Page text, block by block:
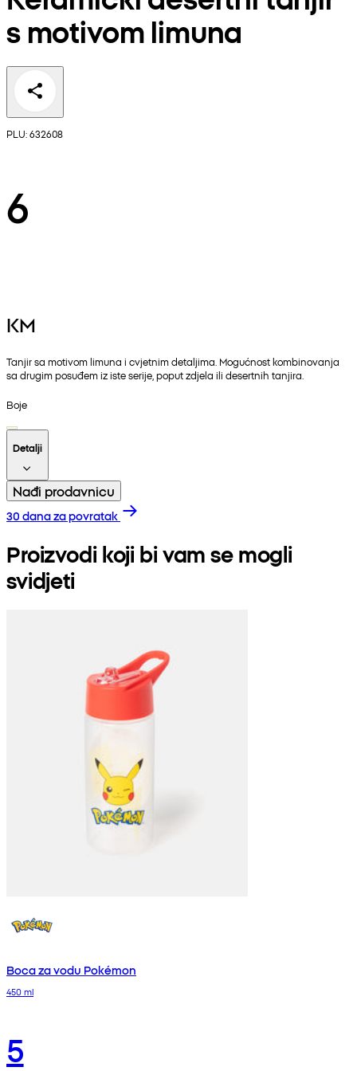
s motivom limuna
PLU: 632608
6
KM
Tanjir sa motivom limuna i cvjetnim detaljima. Mogućnost kombinovanja
sa drugim posuđem iz iste serije, poput zdjela ili desertnih tanjira.
Boje
Detalji
Nađi prodavnicu
30 dana za povratak
Proizvodi koji bi vam se mogli
svidjeti
Boca za vodu Pokémon
450 ml
5